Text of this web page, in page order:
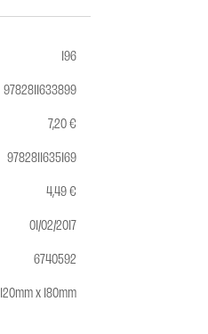
196
9782811633899
7,20 €
9782811635169
4,49 €
01/02/2017
6740592
120mm x 180mm